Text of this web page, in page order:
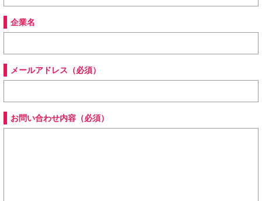
企業名
メールアドレス（必須）
お問い合わせ内容（必須）